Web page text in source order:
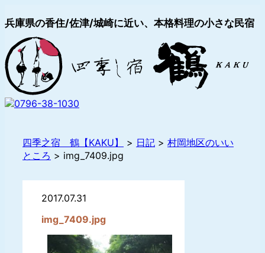
兵庫県の香住/佐津/城崎に近い、本格料理の小さな民宿
四季之宿 鶴【KAKU】 > 日記 > 村岡地区のいい
ところ > img_7409.jpg
2017.07.31
img_7409.jpg